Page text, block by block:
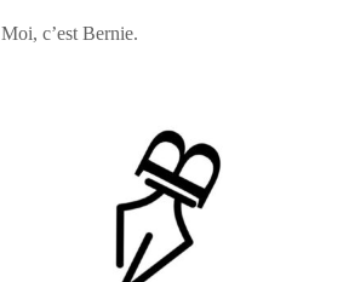
Moi, c’est Bernie.